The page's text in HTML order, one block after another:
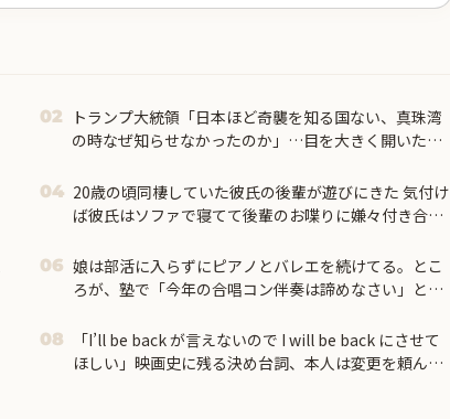
02
トランプ大統領「日本ほど奇襲を知る国ない、真珠湾
の時なぜ知らせなかったのか」…目を大きく開いた高
04 20歳の頃同棲していた彼氏の後輩が遊びにきた 気付け
ば彼氏はソファで寝てて後輩のお喋りに嫌々付き合っ
ると…
06 娘は部活に入らずにピアノとバレエを続けてる。とこ
ろが、塾で「今年の合唱コン伴奏は諦めなさい」と言
08
「I’ll be back が言えないので I will be back にさせて
ほしい」映画史に残る決め台詞、本人は変更を頼んで